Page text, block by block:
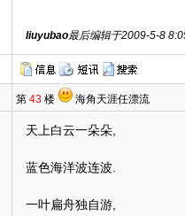
liuyubao最后编辑于2009-5-8
第 43 楼 海角天涯任漂流
天上白云一朵朵,
蓝色海洋波连波.
一叶扁舟独自游,